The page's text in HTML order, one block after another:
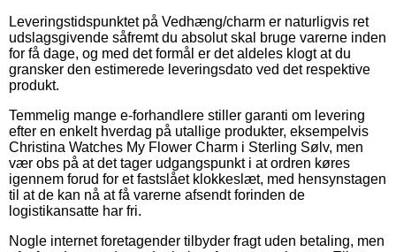
Leveringstidspunktet på Vedhæng/charm er naturligvis ret
udslagsgivende såfremt du absolut skal bruge varerne inden
for få dage, og med det formål er det aldeles klogt at du
gransker den estimerede leveringsdato ved det respektive
produkt.
Temmelig mange e-forhandlere stiller garanti om levering
efter en enkelt hverdag på utallige produkter, eksempelvis
Christina Watches My Flower Charm i Sterling Sølv, men
vær obs på at det tager udgangspunkt i at ordren køres
igennem forud for et fastslået klokkeslæt, med hensynstagen
til at de kan nå at få varerne afsendt forinden de
logistikansatte har fri.
Nogle internet foretagender tilbyder fragt uden betaling, men